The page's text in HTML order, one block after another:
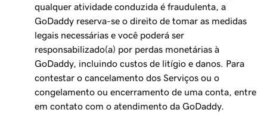
qualquer atividade conduzida é fraudulenta, a
GoDaddy reserva-se o direito de tomar as medidas
legais necessárias e você poderá ser
responsabilizado(a) por perdas monetárias à
GoDaddy, incluindo custos de litígio e danos. Para
contestar o cancelamento dos Serviços ou o
congelamento ou encerramento de uma conta, entre
em contato com o atendimento da GoDaddy.